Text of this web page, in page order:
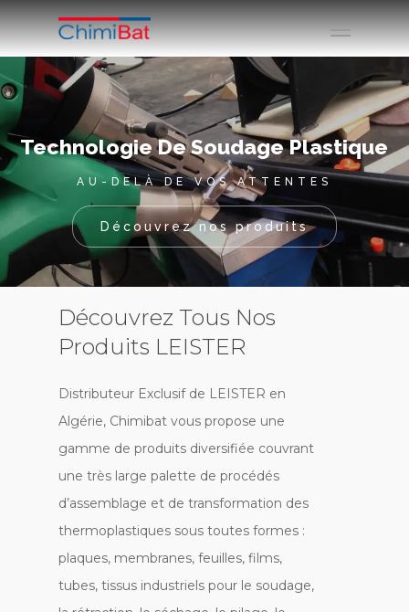
Technologie De Soudage Plastique
AU-DELÀ DE VOS ATTENTES
Découvrez nos produits
Découvrez Tous Nos
Produits LEISTER
Distributeur Exclusif de LEISTER en
Algérie, Chimibat vous propose une
gamme de produits diversifiée couvrant
une très large palette de procédés
d’assemblage et de transformation des
thermoplastiques sous toutes formes :
plaques, membranes, feuilles, films,
tubes, tissus industriels pour le soudage,